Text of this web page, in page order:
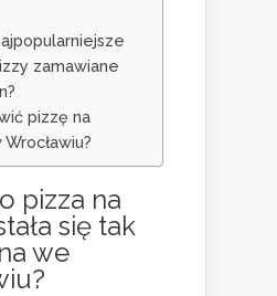
zamawiane
pizzę na
pizza na
się tak
we